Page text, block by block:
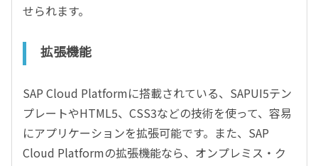
せられます。
拡張機能
SAP Cloud Platformに搭載されている、SAPUI5テン
プレートやHTML5、CSS3などの技術を使って、容易
にアプリケーションを拡張可能です。また、SAP
Cloud Platformの拡張機能なら、オンプレミス・ク